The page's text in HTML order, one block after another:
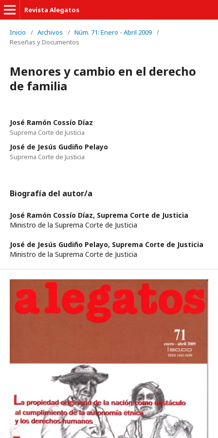
Revista Alegatos
Inicio / Archivos / Núm. 71: Enero - Abril 2009 /
Reseñas y Documentos
Menores y cambio en el derecho
de familia
José Ramón Cossío Díaz
Suprema Corte de Justicia
José de Jesús Gudiño Pelayo
Suprema Corte de Justicia
Biografía del autor/a
José Ramón Cossío Díaz, Suprema Corte de Justicia
Ministro de la Suprema Corte de Justicia
José de Jesús Gudiño Pelayo, Suprema Corte de Justicia
Ministro de la Suprema Corte de Justicia